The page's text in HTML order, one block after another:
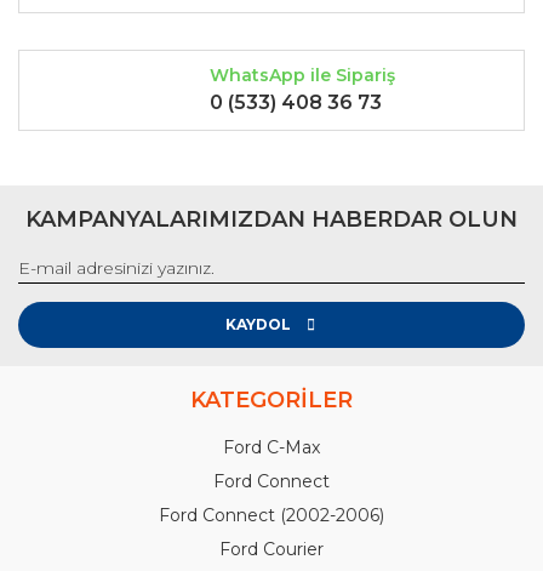
Gönder
WhatsApp ile Sipariş
0 (533) 408 36 73
KAMPANYALARIMIZDAN HABERDAR OLUN
KAYDOL
KATEGORİLER
Ford C-Max
Ford Connect
Ford Connect (2002-2006)
Ford Courier